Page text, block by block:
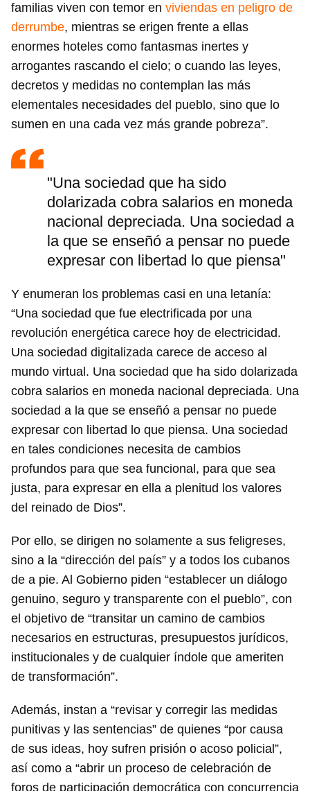
familias viven con temor en viviendas en peligro de
derrumbe, mientras se erigen frente a ellas
enormes hoteles como fantasmas inertes y
arrogantes rascando el cielo; o cuando las leyes,
decretos y medidas no contemplan las más
elementales necesidades del pueblo, sino que lo
sumen en una cada vez más grande pobreza”.
"Una sociedad que ha sido
dolarizada cobra salarios en moneda
nacional depreciada. Una sociedad a
la que se enseñó a pensar no puede
expresar con libertad lo que piensa"
Y enumeran los problemas casi en una letanía:
“Una sociedad que fue electrificada por una
revolución energética carece hoy de electricidad.
Una sociedad digitalizada carece de acceso al
mundo virtual. Una sociedad que ha sido dolarizada
cobra salarios en moneda nacional depreciada. Una
sociedad a la que se enseñó a pensar no puede
expresar con libertad lo que piensa. Una sociedad
en tales condiciones necesita de cambios
profundos para que sea funcional, para que sea
justa, para expresar en ella a plenitud los valores
del reinado de Dios”.
Por ello, se dirigen no solamente a sus feligreses,
sino a la “dirección del país” y a todos los cubanos
de a pie. Al Gobierno piden “establecer un diálogo
genuino, seguro y transparente con el pueblo”, con
el objetivo de “transitar un camino de cambios
necesarios en estructuras, presupuestos jurídicos,
institucionales y de cualquier índole que ameriten
de transformación”.
Además, instan a “revisar y corregir las medidas
punitivas y las sentencias” de quienes “por causa
de sus ideas, hoy sufren prisión o acoso policial”,
así como a “abrir un proceso de celebración de
foros de participación democrática con concurrencia